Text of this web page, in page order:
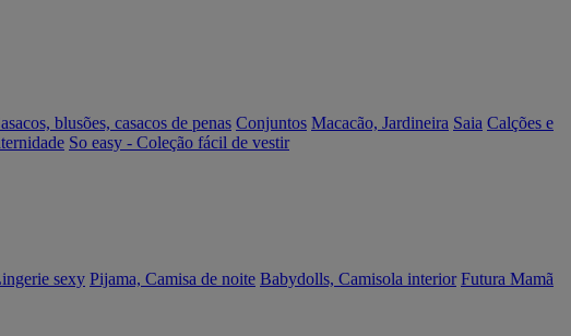
blusões, casacos de penas Conjuntos Macacão, Jardineira Saia Calções e
So easy - Coleção fácil de vestir
sexy Pijama, Camisa de noite Babydolls, Camisola interior Futura Mamã